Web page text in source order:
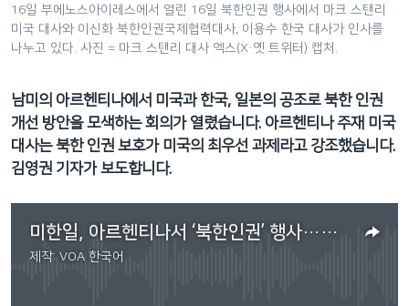
션
으
로
동
검
색
으
16일 부에노스아이레스에서 열린 16일 북한인권 행사에서 마크 스탠리
미국 대사와 이신화 북한인권국제협력대사, 이용수 한국 대사가 인사를
나누고 있다. 사진 = 마크 스탠리 대사 엑스(X·옛 트위터) 캡처.
남미의 아르헨티나에서 미국과 한국, 일본의 공조로 북한 인권
개선 방안을 모색하는 회의가 열렸습니다. 아르헨티나 주재 미국
대사는 북한 인권 보호가 미국의 최우선 과제라고 강조했습니다.
김영권 기자가 보도합니다.
미한일, 아르헨티나서 ‘북한인권’ 행사…미 대사 “북한인권 보호, 최우선 과제”
제작: VOA 한국어
No media source currently available